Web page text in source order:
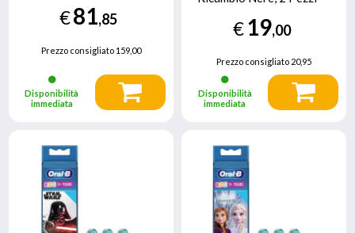
€81,85
Prezzo consigliato159,00
Disponibilità
immediata
€19,00
Prezzo consigliato 20,95
Disponibilità
immediata